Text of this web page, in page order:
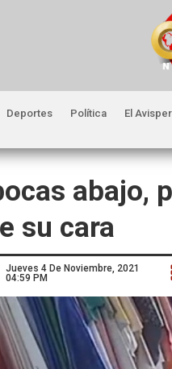
Deportes Política El
abajo,
su cara
Jueves 4 De Noviembre, 2021
04:59 PM